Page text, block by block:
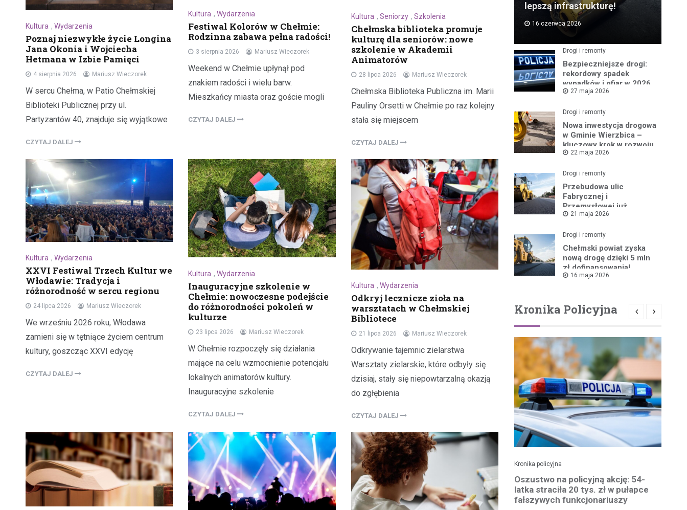
Kultura , Wydarzenia
Poznaj niezwykłe życie Longina
Jana Okonia i Wojciecha
Hetmana w Izbie Pamięci
4 sierpnia 2026 Mariusz Wieczorek
W sercu Chełma, w Patio Chełmskiej
Biblioteki Publicznej przy ul.
Partyzantów 40, znajduje się wyjątkowe
CZYTAJ DALEJ
Kultura ,Wydarzenia
Festiwal Kolorów w Chełmie:
Rodzinna zabawa pełna radości!
3 sierpnia 2026 Mariusz Wieczorek
Weekend w Chełmie upłynął pod
znakiem radości i wielu barw.
Mieszkańcy miasta oraz goście mogli
CZYTAJ DALEJ
Kultura , Seniorzy , Szkolenia
Chełmska biblioteka promuje
kulturę dla seniorów: nowe
szkolenie w Akademii
Animatorów
28 lipca 2026 Mariusz Wieczorek
Chełmska Biblioteka Publiczna im. Marii
Pauliny Orsetti w Chełmie po raz kolejny
stała się miejscem
CZYTAJ DALEJ
Kultura , Wydarzenia
XXVI Festiwal Trzech Kultur we
Włodawie: Tradycja i
różnorodność w sercu regionu
24 lipca 2026 Mariusz Wieczorek
We wrześniu 2026 roku, Włodawa
zamieni się w tętniące życiem centrum
kultury, goszcząc XXVI edycję
CZYTAJ DALEJ
Kultura ,Wydarzenia
Inauguracyjne szkolenie w
Chełmie: nowoczesne podejście
do różnorodności pokoleń w
kulturze
23 lipca 2026 Mariusz Wieczorek
W Chełmie rozpoczęły się działania
mające na celu wzmocnienie potencjału
lokalnych animatorów kultury.
Inauguracyjne szkolenie
CZYTAJ DALEJ
Kultura , Wydarzenia
Odkryj lecznicze zioła na
warsztatach w Chełmskiej
Bibliotece
21 lipca 2026 Mariusz Wieczorek
Odkrywanie tajemnic zielarstwa
Warsztaty zielarskie, które odbyły się
dzisiaj, stały się niepowtarzalną okazją
do zgłębienia
CZYTAJ DALEJ
lepszą infrastrukturę!
16 czerwca 2026
Drogi i remonty
Bezpieczniejsze drogi:
rekordowy spadek
wypadków i ofiar w 2026
roku27 maja 2026
Drogi i remonty
Nowa inwestycja drogowa
w Gminie Wierzbica –
kluczowy krok w rozwoju
regionu
22 maja 2026
Drogi i remonty
Przebudowa ulic
Fabrycznej i
Przemysłowej już
ruszyła!
21 maja 2026
Drogi i remonty
Chełmski powiat zyska
nową drogę dzięki 5 mln
zł dofinansowania!
16 maja 2026
Kronika Policyjna
Kronika policyjna
Mężczyzna zatrzymany za groźby
wobec 15-latka z użyciem broni i
internetu
Kronika policyjna
Oszustwo na policyjną akcję: 54-
latka straciła 20 tys. zł w pułapce
fałszywych funkcjonariuszy